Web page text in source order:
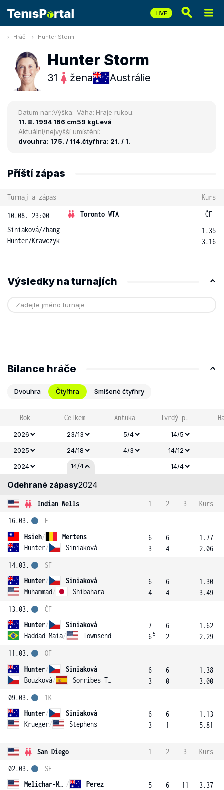
Hráči Hunter Storm
Hunter Storm
31 žena Austrálie
Datum nar.:
11. 8. 1994
Výška:
166 cm
Váha:
59 kg
Hraje rukou:
Levá
Aktuální/nejvyšší umístění:
dvouhra: 175. / 114.čtyřhra: 21. / 1.
Příští zápas
Turnaj a zápas Kurs
10.08. 23:00 Toronto WTA
ČF
Siniaková/Zhang
Hunter/Krawczyk
1.35
3.16
Výsledky na turnajích
Bilance hráče
Dvouhra Čtyřhra Smíšené čtyřhry
Rok Celkem Antuka Tvrdý p.
2026 23/13 5/4
14/5
2025
24/18 4/3
14/12
2024
14/4 - 14/4
Odehrané zápasy2024
Indian Wells 1 2 3
Kurs
16.03.
Hsieh/
Mertens
Hunter/ Siniaková
F
6
3
6
4
1.77
2.06
14.03.
Hunter/
Siniaková
Muhammad/ Shibahara
SF
6
4
6
4
1.30
3.49
13.03.
Hunter/
Siniaková
Haddad Maia/ Townsend
ČF
7
6 5
6
2
1.62
2.29
11.03.
Hunter/
Siniaková
Bouzková/ Sorribes Tormo
OF
6
3
6
0
1.38
3.00
09.03.
Hunter/
Siniaková
Krueger/ Stephens
1K
6
3
6
1
1.13
5.81
San Diego 1 2 3
Kurs
02.03.
Melichar-Martinez /
Perez
SF
5
6
11
3.37